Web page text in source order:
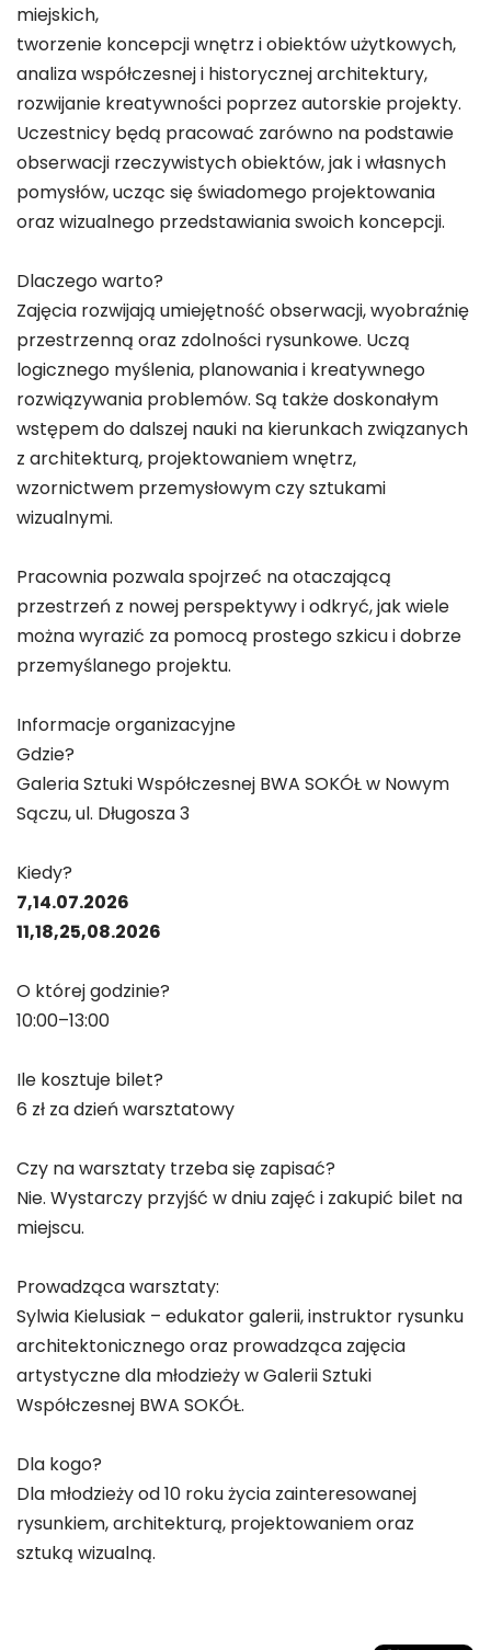
miejskich,
tworzenie koncepcji wnętrz i obiektów użytkowych,
analiza współczesnej i historycznej architektury,
rozwijanie kreatywności poprzez autorskie projekty.
Uczestnicy będą pracować zarówno na podstawie
obserwacji rzeczywistych obiektów, jak i własnych
pomysłów, ucząc się świadomego projektowania
oraz wizualnego przedstawiania swoich koncepcji.
Dlaczego warto?
Zajęcia rozwijają umiejętność obserwacji, wyobraźnię
przestrzenną oraz zdolności rysunkowe. Uczą
logicznego myślenia, planowania i kreatywnego
rozwiązywania problemów. Są także doskonałym
wstępem do dalszej nauki na kierunkach związanych
z architekturą, projektowaniem wnętrz,
wzornictwem przemysłowym czy sztukami
wizualnymi.
Pracownia pozwala spojrzeć na otaczającą
przestrzeń z nowej perspektywy i odkryć, jak wiele
można wyrazić za pomocą prostego szkicu i dobrze
przemyślanego projektu.
Informacje organizacyjne
Gdzie?
Galeria Sztuki Współczesnej BWA SOKÓŁ w Nowym
Sączu, ul. Długosza 3
Kiedy?
7,14.07.2026
11,18,25,08.2026
O której godzinie?
10:00–13:00
Ile kosztuje bilet?
6 zł za dzień warsztatowy
Czy na warsztaty trzeba się zapisać?
Nie. Wystarczy przyjść w dniu zajęć i zakupić bilet na
miejscu.
Prowadząca warsztaty:
Sylwia Kielusiak – edukator galerii, instruktor rysunku
architektonicznego oraz prowadząca zajęcia
artystyczne dla młodzieży w Galerii Sztuki
Współczesnej BWA SOKÓŁ.
Dla kogo?
Dla młodzieży od 10 roku życia zainteresowanej
rysunkiem, architekturą, projektowaniem oraz
sztuką wizualną.